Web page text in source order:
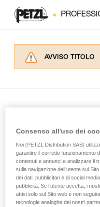
AVVISO TITOLO
formazione ed un
Verificate con un
capacità di rifare
sicurezza, prima
Forniamo esempi
attività. Ne
vengono qui
Presente
Consenso all'uso dei
Noi (PETZL Distribution SAS)
garantire il corretto funzionamento
contenuti e annunci e analizzare il
sulla navigazione dell’utente sul
dei dati, pubblicitari e di social
pubblicità. Se l’utente accetta, i
attivi solo sul Sito web e non
tecnologie analoghe dei nostri